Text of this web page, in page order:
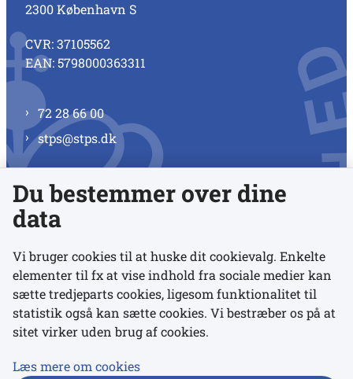
2300 København S
CVR: 37105562
EAN: 5798000363311
72 28 66 00
stps@stps.dk
Se alle kontaktnumre
Links
Udgivelser
Du bestemmer over dine
data
Vi bruger cookies til at huske dit cookievalg. Enkelte
elementer til fx at vise indhold fra sociale medier kan
sætte tredjeparts cookies, ligesom funktionalitet til
statistik også kan sætte cookies. Vi bestræber os på at
sitet virker uden brug af cookies.
Læs mere om cookies